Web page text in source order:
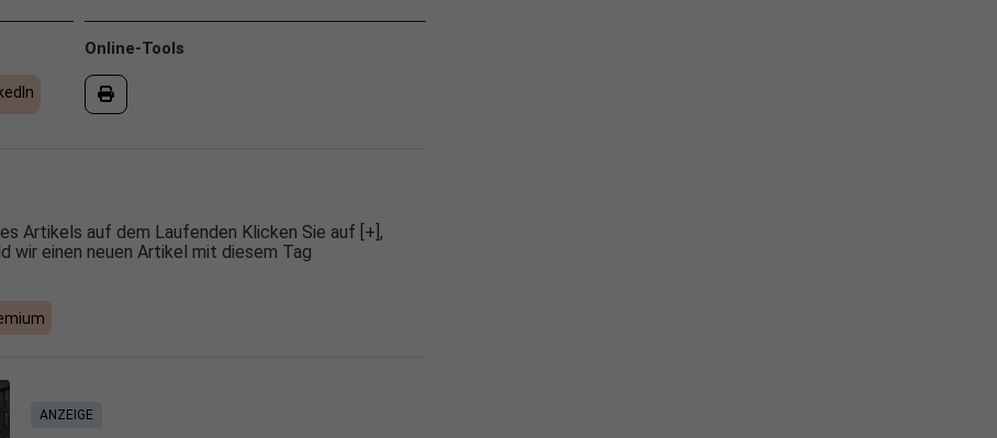
Online-Tools
Artikels auf dem Laufenden Klicken Sie auf [+],
wir einen neuen Artikel mit diesem Tag
ANZEIGE